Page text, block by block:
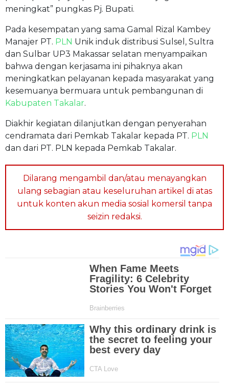
meningkat” pungkas Pj. Bupati.
Pada kesempatan yang sama Gamal Rizal Kambey
Manajer PT. PLN Unik induk distribusi Sulsel, Sultra
dan Sulbar UP3 Makassar selatan menyampaikan
bahwa dengan kerjasama ini pihaknya akan
meningkatkan pelayanan kepada masyarakat yang
kesemuanya bermuara untuk pembangunan di
Kabupaten Takalar.
Diakhir kegiatan dilanjutkan dengan penyerahan
cendramata dari Pemkab Takalar kepada PT. PLN
dan dari PT. PLN kepada Pemkab Takalar.
Dilarang mengambil dan/atau menayangkan
ulang sebagian atau keseluruhan artikel di atas
untuk konten akun media sosial komersil tanpa
seizin redaksi.